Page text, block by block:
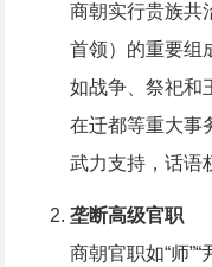
商朝实行贵族共
首领）的重要组
如战争、祭祀和
在迁都等重大事
武力支持，话语
垄断高级官职
商朝官职如“师